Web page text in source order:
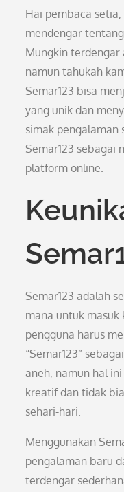
Hai pembaca
mendengar
Mungkin terdengar
namun tahukah
Semar123 bisa
yang unik dan
simak pengalaman
Semar123 sebagai
platform online.
Semar123 adalah
mana untuk
pengguna harus
“Semar123”
aneh, namun hal
kreatif dan tidak
sehari-hari.
Menggunakan
pengalaman baru
terdengar